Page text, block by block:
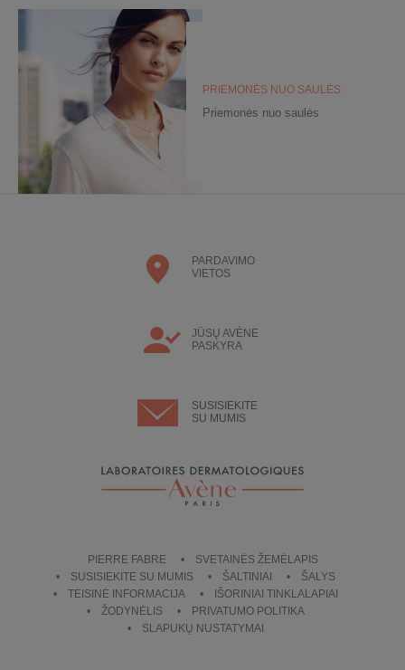
PRIEMONĖS NUO SAULĖS
Priemonės nuo saulės
PARDAVIMO
VIETOS
JŪSŲ AVÈNE
PASKYRA
SUSISIEKITE
SU MUMIS
PIERRE FABRE
SVETAINĖS ŽEMĖLAPIS
SUSISIEKITE SU MUMIS
ŠALTINIAI
ŠALYS
TEISINĖ INFORMACIJA
IŠORINIAI TINKLALAPIAI
ŽODYNĖLIS
PRIVATUMO POLITIKA
SLAPUKŲ NUSTATYMAI